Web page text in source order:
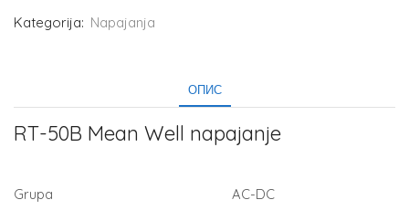
Kategorija: Napajanja
ОПИС
RT-50B Mean Well napajanje
Grupa AC-DC